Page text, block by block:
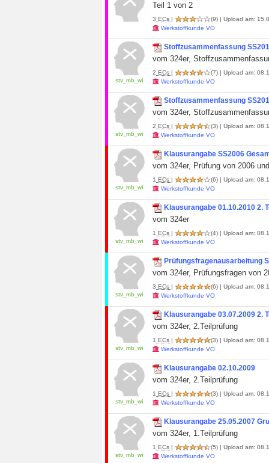
Teil 1 von 2
3 ECs | (9) | Upload am:
Werkstoffkunde VO
stv_mb_wi
Stoffzusammenfassung
vom 324er,
2 ECs | (7) | Upload am:
Werkstoffkunde VO
stv_mb_wi
Stoffzusammenfassung
vom 324er,
2 ECs | (3) | Upload am:
Werkstoffkunde VO
stv_mb_wi
Klausurangabe SS2006
vom 324er, Prüfung von 2006
1 ECs | (6) | Upload am:
Werkstoffkunde VO
stv_mb_wi
Klausurangabe 01.10.2010 2.
vom 324er
1 ECs | (4) | Upload am:
Werkstoffkunde VO
stv_mb_wi
Prüfungsfragenausarbeitung
vom 324er, Prüfungsfragen von
3 ECs | (6) | Upload am:
Werkstoffkunde VO
stv_mb_wi
Klausurangabe 03.07.2009 2.
vom 324er, 2.Teilprüfung
1 ECs | (3) | Upload am:
Werkstoffkunde VO
stv_mb_wi
Klausurangabe 02.10.2009
vom 324er, 2.Teilprüfung
1 ECs | (3) | Upload am:
Werkstoffkunde VO
stv_mb_wi
Klausurangabe 25.05.2007
vom 324er, 1.Teilprüfung
1 ECs | (5) | Upload am:
Werkstoffkunde VO